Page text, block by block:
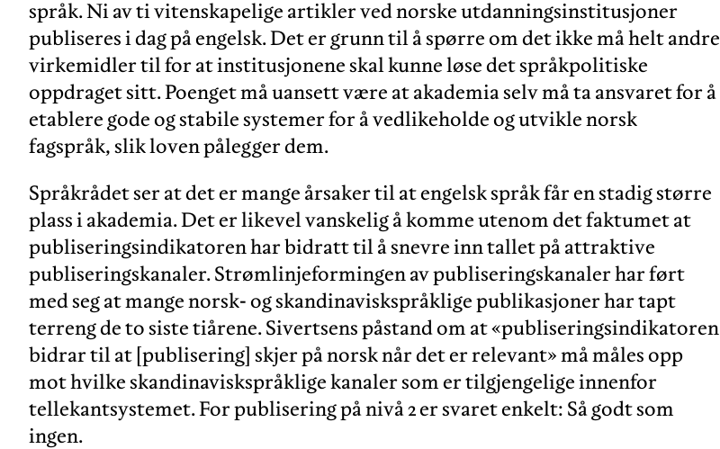
språk. Ni av ti vitenskapelige artikler ved norske utdanningsinstitusjoner
publiseres i dag på engelsk. Det er grunn til å spørre om det ikke må helt andre
virkemidler til for at institusjonene skal kunne løse det språkpolitiske
oppdraget sitt. Poenget må uansett være at akademia selv må ta ansvaret for å
etablere gode og stabile systemer for å vedlikeholde og utvikle norsk
fagspråk, slik loven pålegger dem.
Språkrådet ser at det er mange årsaker til at engelsk språk får en stadig større
plass i akademia. Det er likevel vanskelig å komme utenom det faktumet at
publiseringsindikatoren har bidratt til å snevre inn tallet på attraktive
publiseringskanaler. Strømlinjeformingen av publiseringskanaler har ført
med seg at mange norsk- og skandinaviskspråklige publikasjoner har tapt
terreng de to siste tiårene. Sivertsens påstand om at «publiseringsindikatoren
bidrar til at [publisering] skjer på norsk når det er relevant» må måles opp
mot hvilke skandinaviskspråklige kanaler som er tilgjengelige innenfor
tellekantsystemet. For publisering på nivå 2 er svaret enkelt: Så godt som
ingen.